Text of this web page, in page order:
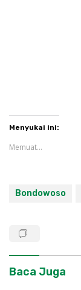
Menyukai ini:
Memuat...
Bondowoso
Baca Juga